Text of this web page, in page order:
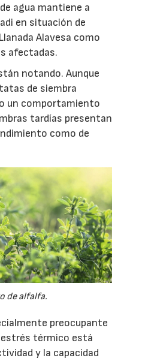
agua mantiene a
en situación de
Alavesa como
afectadas.
notando. Aunque
de siembra
un comportamiento
tardías presentan
como de
de alfalfa.
preocupante
estrés térmico está
y la capacidad